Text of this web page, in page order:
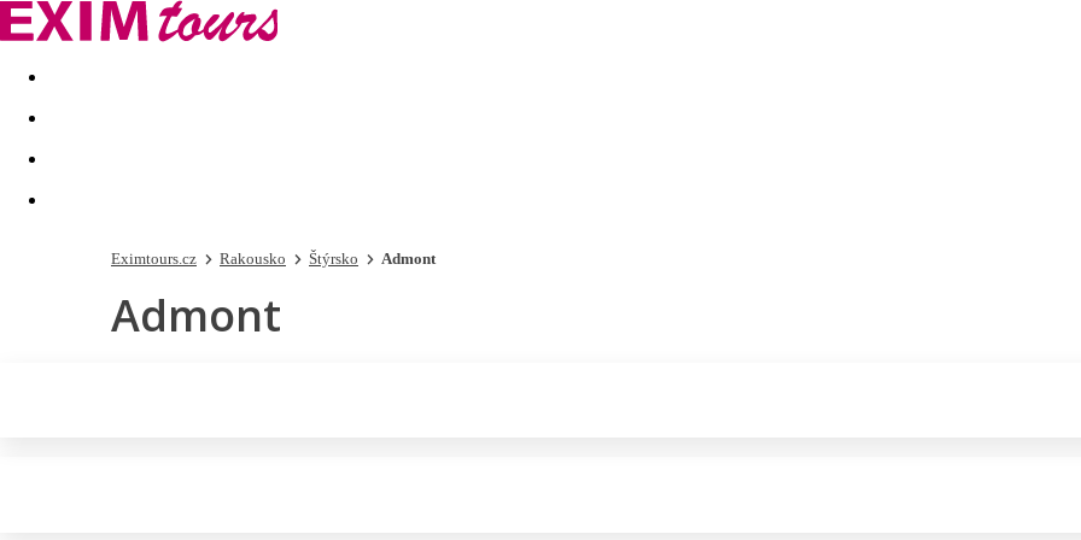
Akční nabídky Last minute
Eximtours.cz Rakousko Štýrsko Admont
Admont